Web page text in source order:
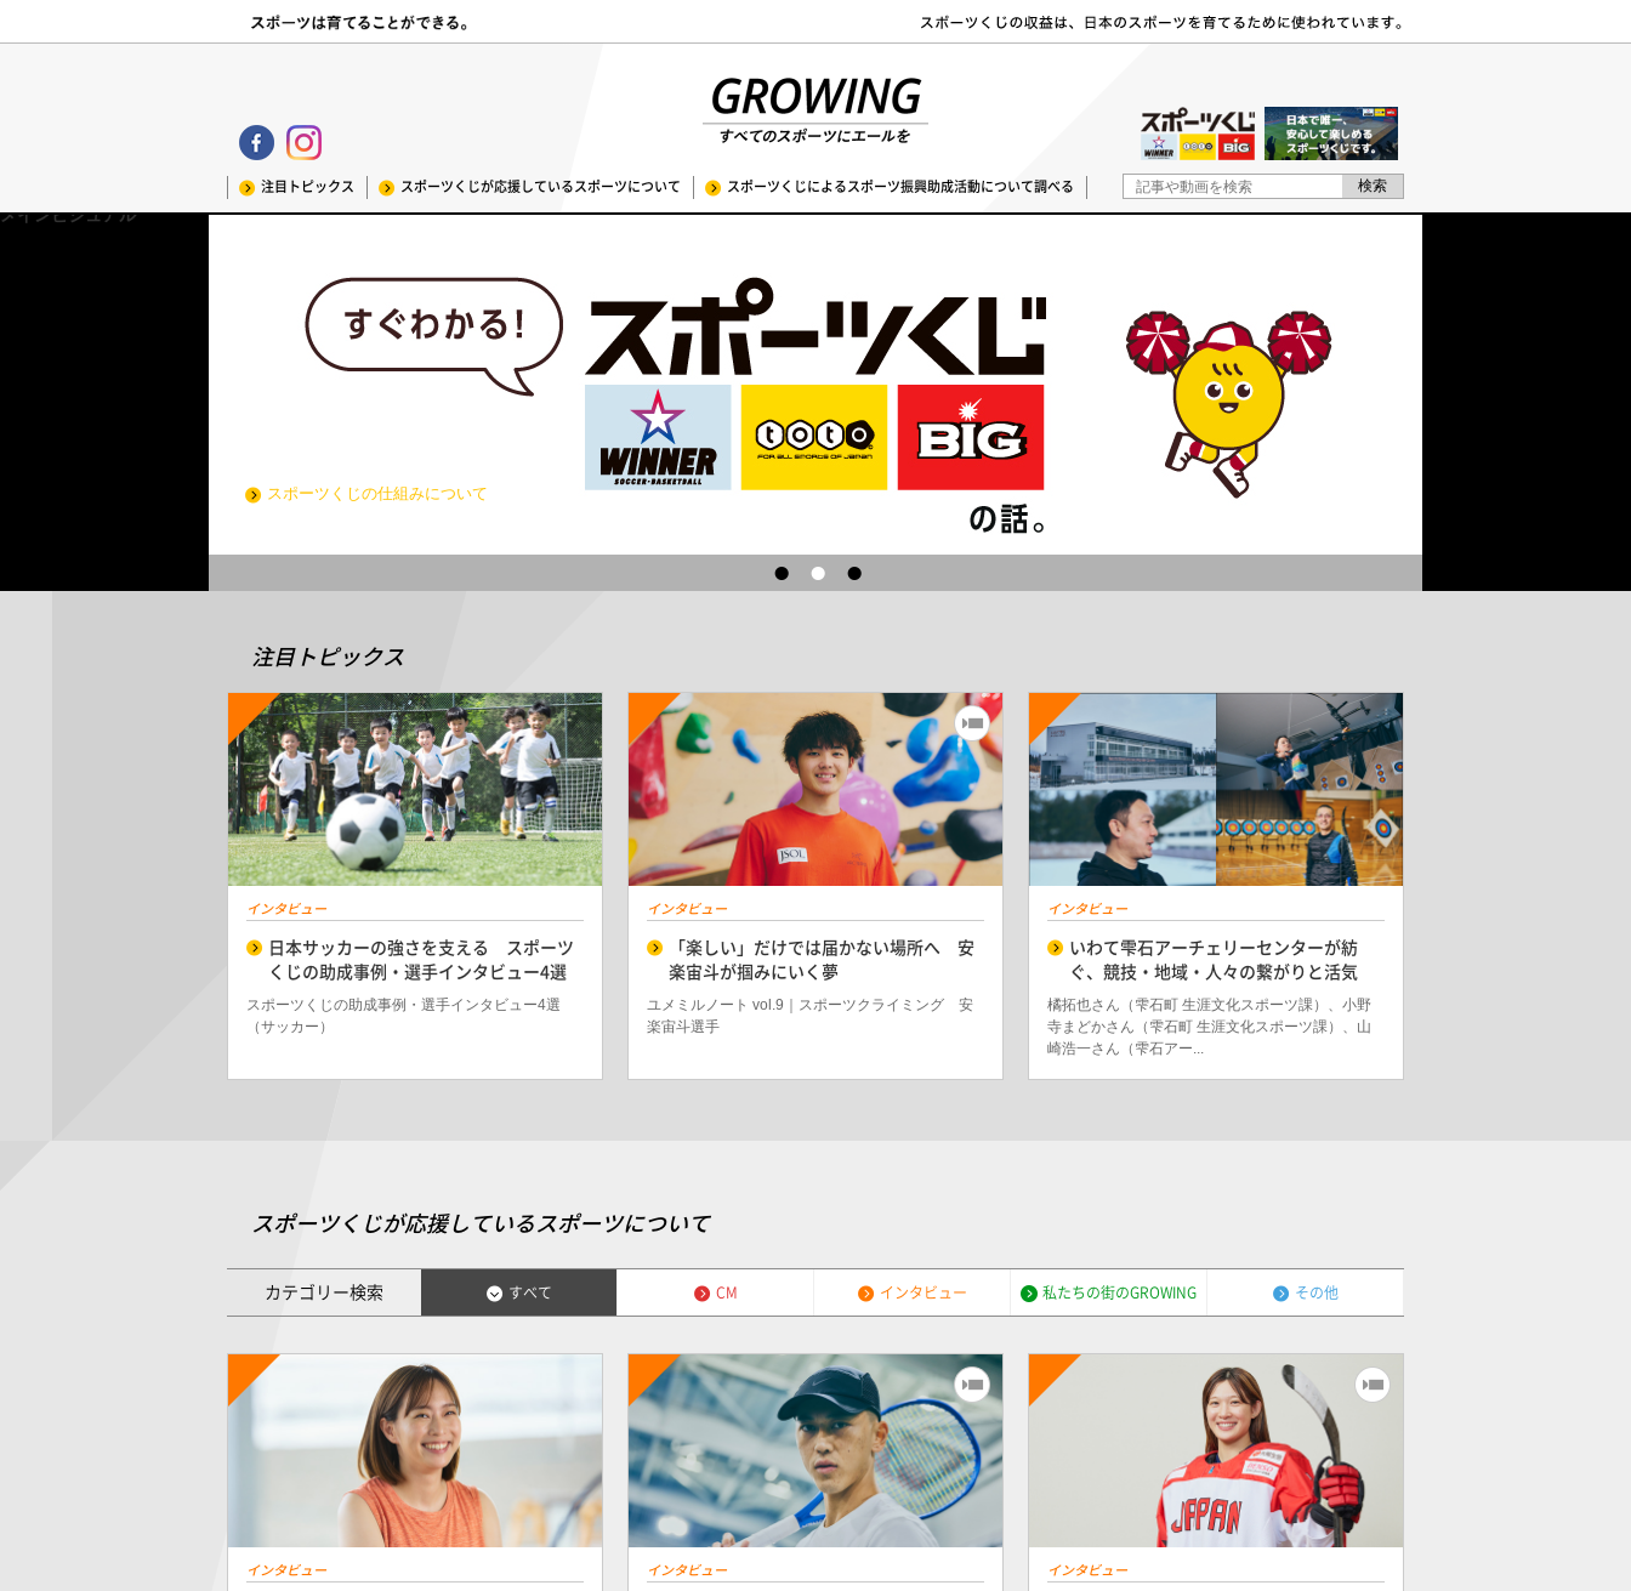
注目トピックス スポーツくじが応援しているスポーツについて スポーツくじによるスポーツ振興助成活動について調べる
メインビジュアル
スポーツくじブランディングCMはこちら
スポーツくじの仕組みについて
インタビュー記事はこちら
注目トピックス
インタビュー
日本サッカーの強さを支える スポーツ
くじの助成事例・選手インタビュー4選
スポーツくじの助成事例・選手インタビュー4選
（サッカー）
インタビュー
「楽しい」だけでは届かない場所へ 安
楽宙斗が掴みにいく夢
ユメミルノート vol.9｜スポーツクライミング 安
楽宙斗選手
インタビュー
いわて雫石アーチェリーセンターが紡
ぐ、競技・地域・人々の繋がりと活気
橘拓也さん（雫石町 生涯文化スポーツ課）、小野
寺まどかさん（雫石町 生涯文化スポーツ課）、山
崎浩一さん（雫石アー...
スポーツくじが応援しているスポーツについて
カテゴリー検索 すべて CM インタビュー 私たちの街のGROWING その他
インタビュー インタビュー インタビュー